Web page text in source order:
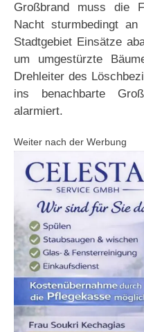
Großbrand muss die
Nacht sturmbedingt
Stadtgebiet Einsätze
um umgestürzte
Drehleiter des
ins benachbarte
alarmiert.
Weiter nach der Werbung